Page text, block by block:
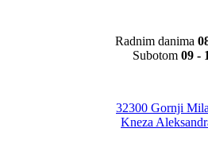
Radnim danima
Subotom 09 -
32300 Gornji
Kneza